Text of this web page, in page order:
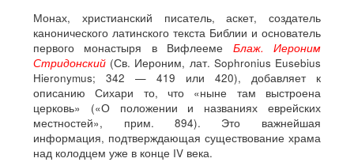
Монах, христианский писатель, аскет, создатель
канонического латинского текста Библии и основатель
первого монастыря в Вифлееме Блаж.
Иероним
Стридонский (Св. Иероним, лат. Sophronius Eusebius
Hieronymus; 342 — 419 или 420), добавляет к
описанию Сихари то, что «ныне там выстроена
церковь» («О положении и названиях еврейских
местностей», прим. 894). Это важнейшая
информация, подтверждающая существование храма
над колодцем уже в конце IV века.